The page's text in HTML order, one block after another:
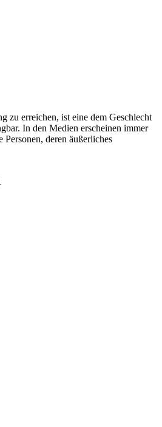
zu erreichen, ist eine dem Geschlecht
In den Medien erscheinen immer
deren äußerliches